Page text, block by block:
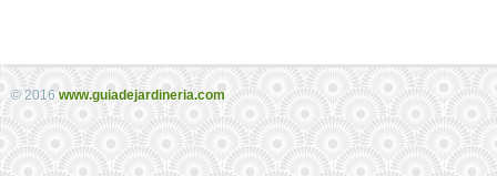
© 2016 www.guiadejardineria.com